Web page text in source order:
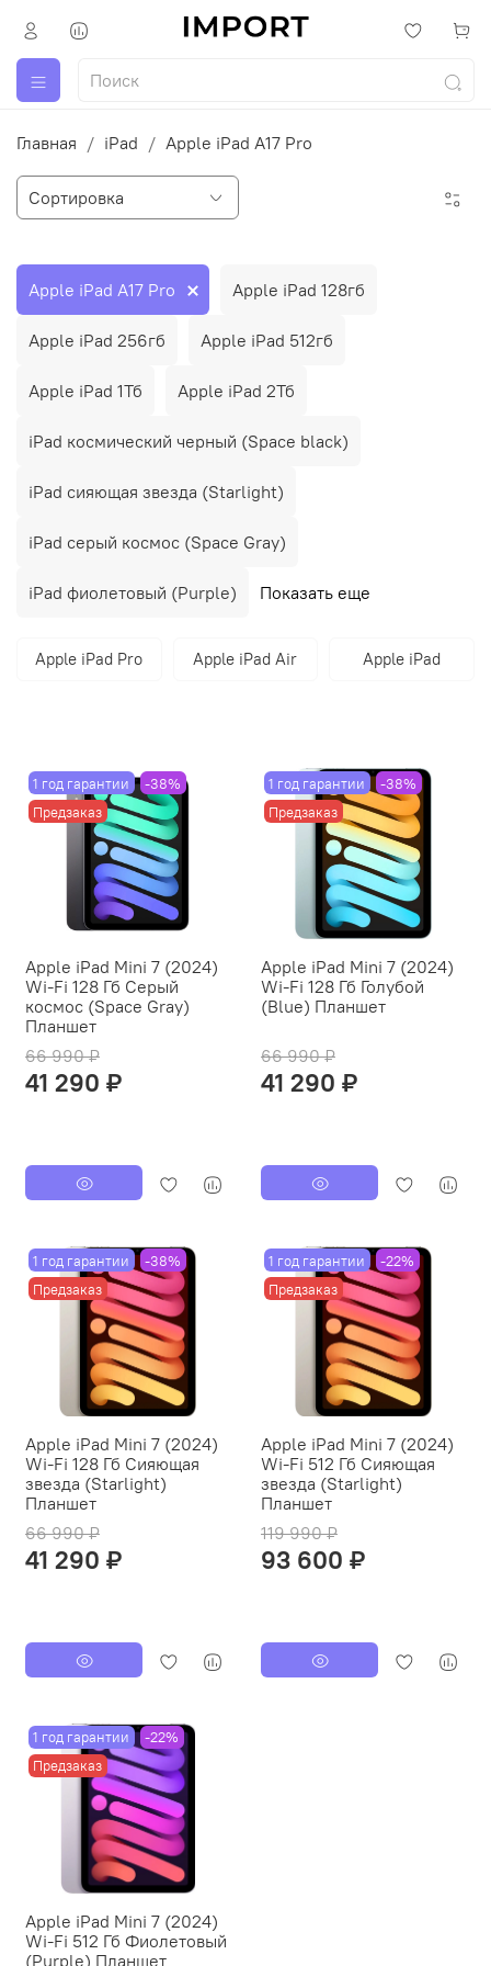
Главная iPad Apple iPad A17 Pro
Apple iPad A17 Pro Apple iPad 128гб
Apple iPad 256гб Apple iPad 512гб
Apple iPad 1Тб Apple iPad 2Тб
iPad космический черный (Space black)
iPad сияющая звезда (Starlight)
iPad серый космос (Space Gray)
iPad фиолетовый (Purple) Показать еще
Apple iPad Pro Apple iPad Air Apple iPad
1 год гарантии
-38%
Предзаказ
Apple iPad Mini 7 (2024)
Wi-Fi 128 Гб Серый
космос (Space Gray)
Планшет
66 990 ₽
41 290 ₽
1 год гарантии
-38%
Предзаказ
Apple iPad Mini 7 (2024)
Wi-Fi 128 Гб Голубой
(Blue) Планшет
66 990 ₽
41 290 ₽
1 год гарантии
-38%
Предзаказ
Apple iPad Mini 7 (2024)
Wi-Fi 128 Гб Cияющая
звезда (Starlight)
Планшет
66 990 ₽
41 290 ₽
1 год гарантии
-22%
Предзаказ
Apple iPad Mini 7 (2024)
Wi-Fi 512 Гб Cияющая
звезда (Starlight)
Планшет
119 990 ₽
93 600 ₽
1 год гарантии
-22%
Предзаказ
Apple iPad Mini 7 (2024)
Wi-Fi 512 Гб Фиолетовый
(Purple) Планшет